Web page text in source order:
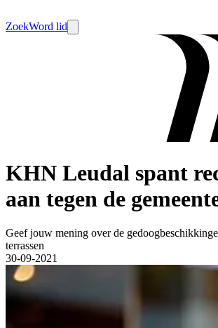
ZoekWord lid
KHN Leudal spant
aan tegen de
Geef jouw mening over de
terrassen
30-09-2021